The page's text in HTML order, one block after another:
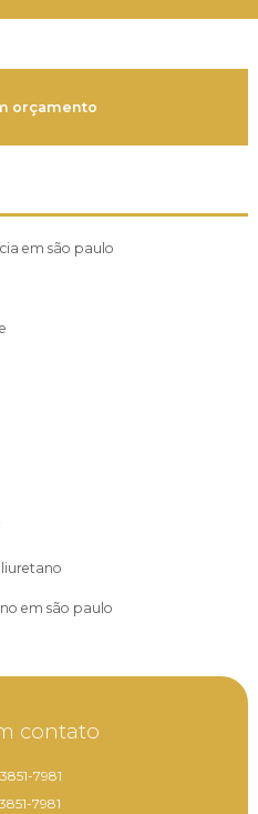
orçamento
em são paulo
em são paulo
contato
3851-7981
3851-7981